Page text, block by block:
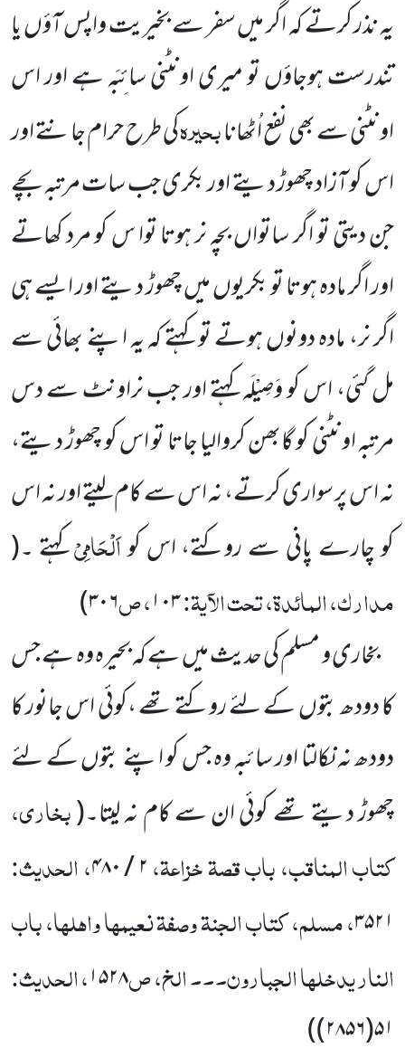
یہ نذر کرتے کہ اگر میں سفر سے بخیریت واپس آؤں یا
تندرست ہوجاؤں تو میری اونٹنی سائِبَہ ہے اور اس
اونٹنی سے بھی نفع اُٹھانابحیرہکی طرح حرام جانتے اور
اس کو آزاد چھوڑ دیتے اور بکری جب سات مرتبہ بچے
جن دیتی تو اگر ساتواں بچہ نر ہوتا توا س کو مرد کھاتے
اور اگر مادہ ہوتا تو بکریوں میں چھوڑ دیتے اور ایسے ہی
اگر نر، مادہ دونوں ہوتے تو کہتے کہ یہ اپنے بھائی سے
مل گئی، اس کو وَصِیْلَہ کہتے اور جب نراونٹ سے دس
مرتبہ اونٹنی کو گابھن کروالیا جاتا تو اس کو چھوڑ دیتے،
نہ اس پر سواری کرتے، نہ اس سے کام لیتے اور نہ اس
کو چارے پانی سے روکتے، اس کواَلْحَامِیْکہتے ۔(
مدارک، المائدۃ، تحت الآیۃ:۱۰۳، ص۳۰۶)
بخاری و مسلم کی حدیث میں ہے کہ بحیرہ وہ ہے جس
کا دودھ بتوں کے لئے روکتے تھے ،کوئی اس جانور کا
دودھ نہ نکالتا اور سائبہ وہ جس کو اپنے بتوں کے لئے
چھوڑ دیتے تھے کوئی ان سے کام نہ لیتا۔(بخاری،
کتاب المناقب، باب قصۃ خزاعۃ،۲ / ۴۸۰ ، الحدیث:
۳۵۲۱، مسلم، کتاب الجنۃ وصفۃ نعیمہا واہلہا، باب
النار یدخلہا الجبارون۔۔۔ الخ، ص۱۵۲۸، الحدیث:
۵۱(۲۸۵۶)
)